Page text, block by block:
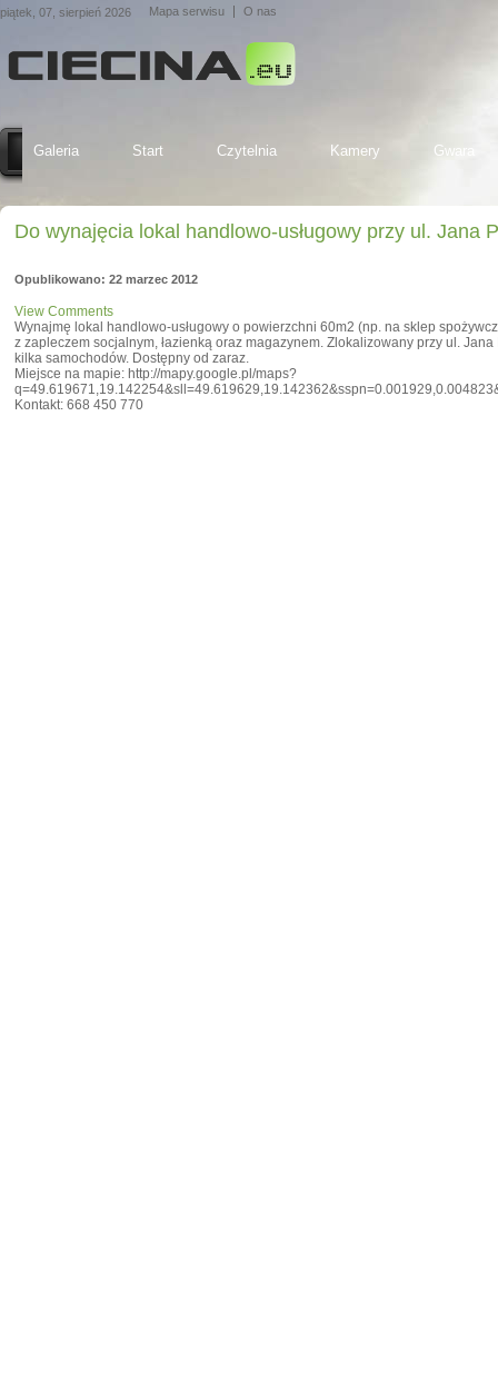
piątek, 07, sierpień 2026 Mapa serwisu O nas
Galeria Start Czytelnia Kamery Gwara
Do wynajęcia lokal handlowo-usługowy przy ul. Jana
Opublikowano: 22 marzec 2012
View Comments
Wynajmę lokal handlowo-usługowy o powierzchni 60m2 (np. na sklep
z zapleczem socjalnym, łazienką oraz magazynem. Zlokalizowany przy ul. Jana
kilka samochodów. Dostępny od zaraz.
Miejsce na mapie: http://mapy.google.pl/maps?
Kontakt: 668 450 770